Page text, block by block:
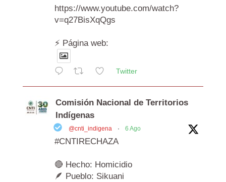
https://www.youtube.com/watch?
v=q27BisXqQgs
⚡️ Página web:
Twitter
Comisión Nacional de Territorios
Indígenas
@cnti_indigena · 6 Ago
#CNTIRECHAZA
🔴 Hecho: Homicidio
🪶 Pueblo: Sikuani